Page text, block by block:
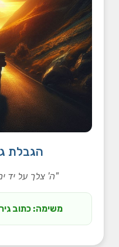
הגבלת
"ה' צלך על יד
משימה: כתוב